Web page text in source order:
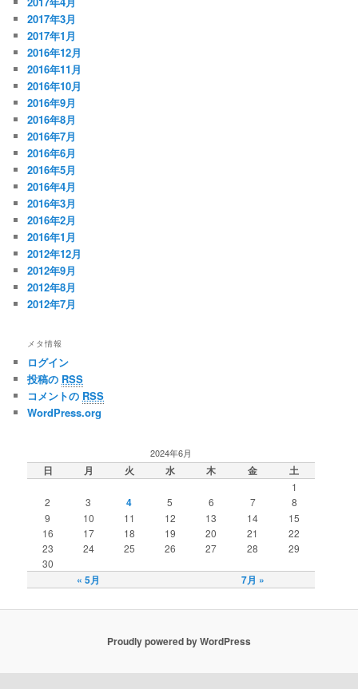
2017年3月
2017年1月
2016年12月
2016年11月
2016年10月
2016年9月
2016年8月
2016年7月
2016年6月
2016年5月
2016年4月
2016年3月
2016年2月
2016年1月
2012年12月
2012年9月
2012年8月
2012年7月
メタ情報
ログイン
投稿の RSS
コメントの RSS
WordPress.org
2024年6月
日 月 火 水 木 金 土
« 5月 7月 »
1
2
3 4 5 6 7
8
9
10 11 12 13 14
15
16
17 18 19 20 21
22
23
24 25 26 27 28
29
30
Proudly powered by WordPress